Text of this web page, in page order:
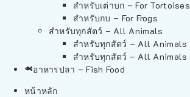
สำหรับเต่าบก – For Tortoises
สำหรับกบ – For Frogs
สำหรับทุกสัตว์ – All Animals
สำหรับทุกสัตว์ – All Animals
สำหรับทุกสัตว์ – All Animals
อาหารปลา – Fish Food
หน้าหลัก